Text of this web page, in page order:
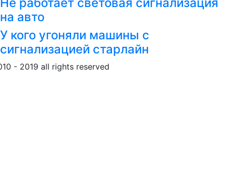
на авто
У кого угоняли машины с
сигнализацией старлайн
- 2019 all rights reserved